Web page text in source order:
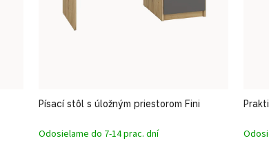
Písací stôl s úložným priestorom Fini
Odosielame do 7-14 prac. dní